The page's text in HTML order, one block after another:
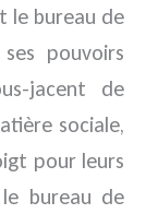
le bureau de
pouvoirs
jacent de
sociale,
pour leurs
bureau de